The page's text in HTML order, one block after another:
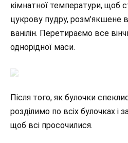
кімнатної температури, щоб
цукрову пудру, розм’якшене
ванілін. Перетираємо все
однорідної маси.
Після того, як булочки
розділимо по всіх булочках і
щоб всі просочилися.